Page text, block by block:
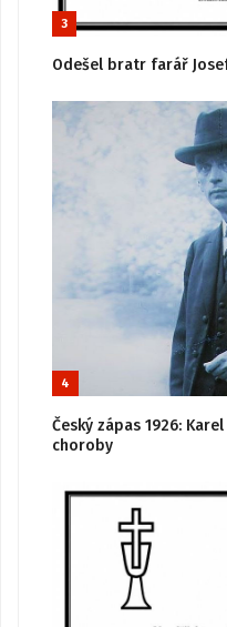
3
Odešel bratr farář
4
Český zápas 1926:
choroby